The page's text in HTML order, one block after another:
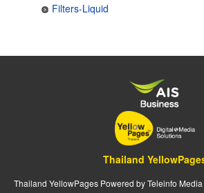
Filters-Liquid
Thailand
Thailand YellowPages Powered by Teleinfo